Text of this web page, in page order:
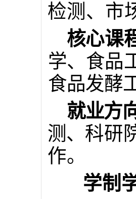
检测、市
核心课
学、食品
食品发酵
就业方
测、 科研
作。
学制